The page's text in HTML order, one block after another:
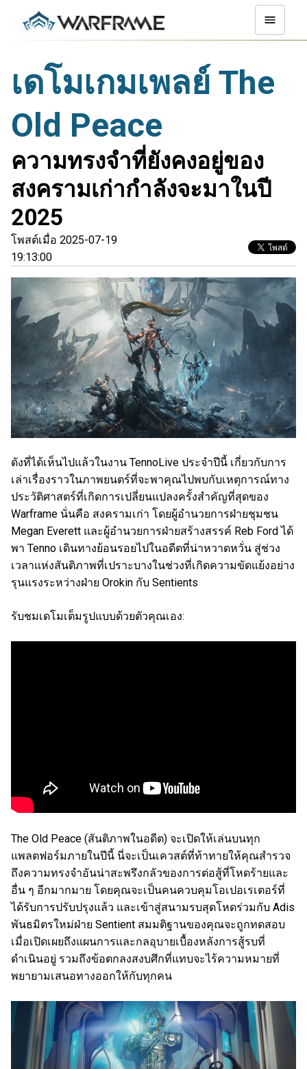
เดโมเกมเพลย์ The
Old Peace
ความทรงจำที่ยังคงอยู่ของ
สงครามเก่ากำลังจะมาในปี
2025
โพสต์เมื่อ 2025-07-19
19:13:00
ดังที่ได้เห็นไปแล้วในงาน TennoLive ประจำปีนี้ เกี่ยวกับการ
เล่าเรื่องราวในภาพยนตร์ที่จะพาคุณไปพบกับเหตุการณ์ทาง
ประวัติศาสตร์ที่เกิดการเปลี่ยนแปลงครั้งสำคัญที่สุดของ
Warframe นั่นคือ สงครามเก่า โดยผู้อำนวยการฝ่ายชุมชน
Megan Everett และผู้อำนวยการฝ่ายสร้างสรรค์ Reb Ford ได้
พา Tenno เดินทางย้อนรอยไปในอดีตที่น่าหวาดหวั่น สู่ช่วง
เวลาแห่งสันติภาพที่เปราะบางในช่วงที่เกิดความขัดแย้งอย่าง
รุนแรงระหว่างฝ่าย Orokin กับ Sentients
รับชมเดโมเต็มรูปแบบด้วยตัวคุณเอง:
The Old Peace (สันติภาพในอดีต) จะเปิดให้เล่นบนทุก
แพลตฟอร์มภายในปีนี้ นี่จะเป็นเควสต์ที่ท้าทายให้คุณสำรวจ
ถึงความทรงจำอันน่าสะพรึงกลัวของการต่อสู้ที่โหดร้ายและ
อื่น ๆ อีกมากมาย โดยคุณจะเป็นคนควบคุมโอเปอเรเตอร์ที่
ได้รับการปรับปรุงแล้ว และเข้าสู่สนามรบสุดโหดร่วมกับ Adis
พันธมิตรใหม่ฝ่าย Sentient สมมติฐานของคุณจะถูกทดสอบ
เมื่อเปิดเผยถึงแผนการและกลอุบายเบื้องหลังการสู้รบที่
ดำเนินอยู่ รวมถึงข้อตกลงสงบศึกที่แทบจะไร้ความหมายที่
พยายามเสนอทางออกให้กับทุกคน